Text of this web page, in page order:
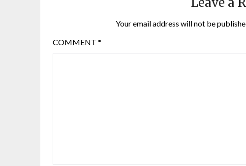
Your email address will not be
COMMENT *